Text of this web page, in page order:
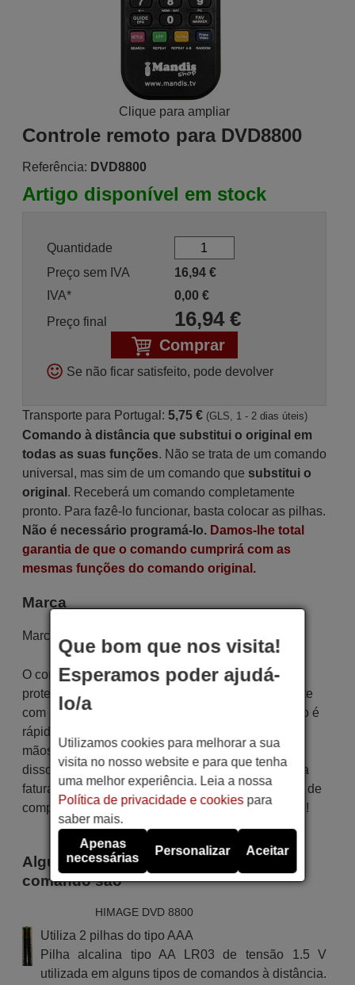
Clique para ampliar
Controle remoto para DVD8800
Referência: DVD8800
Artigo disponível em stock
Quantidade
Preço sem IVA
16,94€
IVA*
0,00 €
Preço final
16,94€
Comprar
Se não ficar satisfeito, pode devolver
Transporte para Portugal: 5,75 € (GLS, 1 - 2 dias úteis)
Comando à distância que substitui o original em
todas as suas funções. Não se trata de um comando
universal, mas sim de um comando que substitui o
original . Receberá um comando completamente
pronto. Para fazê-lo funcionar, basta colocar as pilhas.
Não é necessário programá-lo. Damos-lhe total
garantia de que o comando cumprirá com as
mesmas funções do comando original.
Marca
Marca: HIMAGE
O controle remoto é cuidadosamente enviado
protegido em uma embalagem especial, juntamente
com as pilhas necessárias (se solicitadas). O envio é
rápido e seguro, garantindo que chegue às suas
mãos dentro do prazo de entrega indicado. Além
disso, você receberá a comodidade de receber sua
fatura diretamente em seu e-mail. Sua experiência de
compra será impecável desde o primeiro momento!
Alguns dos modelos que utilizam este
comando são
HIMAGE DVD 8800
Utiliza 2 pilhas do tipo AAA
Pilha alcalina tipo AA LR03 de tensão 1.5 V
utilizada em alguns tipos de comandos à distância.
Que bom que nos visita!
Esperamos poder ajudá-
lo/a
Utilizamos cookies para melhorar a sua
visita no nosso website e para que tenha
uma melhor experiência. Leia a nossa
Política de privacidade e cookiespara
saber mais.
Apenas
necessárias
Personalizar Aceitar